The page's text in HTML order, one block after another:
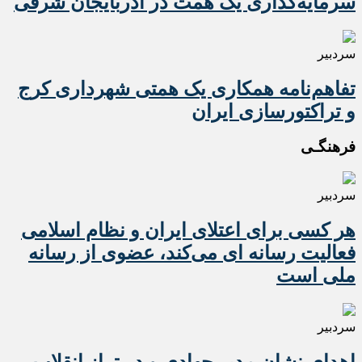
سردبیر
تفاهم‌نامه همکاری یک همتی شهرداری کرج
و تراکتورسازی ایران
فرهنگـی
سردبیر
هر کسی برای اعتلای ایران و نظام اسلامی
فعالیت رسانه ای می‌کند، عضوی از رسانه
ملی است
سردبیر